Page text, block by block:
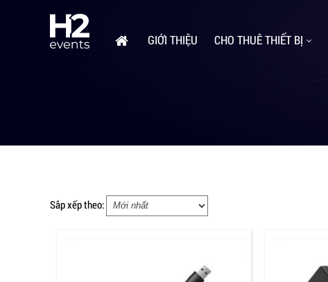
GIỚI THIỆU CHO THUÊ THIẾT BỊ
Sắp xếp theo: